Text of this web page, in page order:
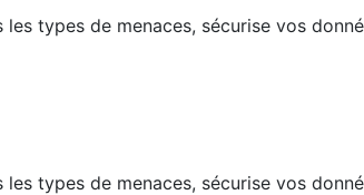
types de menaces, sécurise vos
types de menaces, sécurise vos